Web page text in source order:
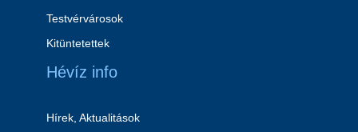
Testvérvárosok
Kitüntetettek
Hévíz info
Hírek, Aktualitások